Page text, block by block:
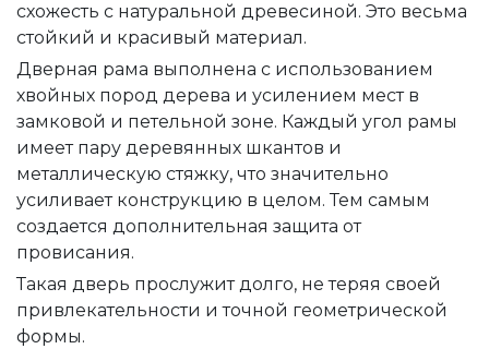
схожесть с натуральной древесиной. Это весьма
стойкий и красивый материал.
Дверная рама выполнена с использованием
хвойных пород дерева и усилением мест в
замковой и петельной зоне. Каждый угол рамы
имеет пару деревянных шкантов и
металлическую стяжку, что значительно
усиливает конструкцию в целом. Тем самым
создается дополнительная защита от
провисания.
Такая дверь прослужит долго, не теряя своей
привлекательности и точной геометрической
формы.